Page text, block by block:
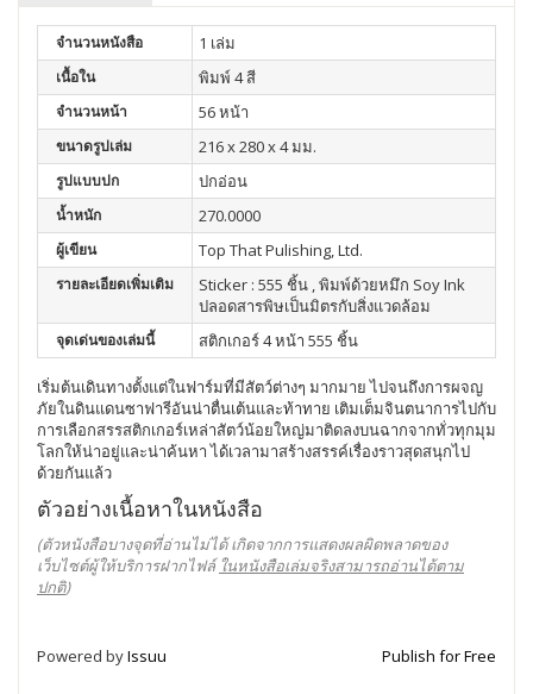
จำนวนหนังสือ 1 เล่ม
เนื้อใน พิมพ์ 4 สี
จำนวนหน้า 56 หน้า
ขนาดรูปเล่ม 216 x 280 x 4 มม.
รูปแบบปก ปกอ่อน
น้ำหนัก 270.0000
ผู้เขียน Top That Pulishing, Ltd.
รายละเอียดเพิ่มเติม
Sticker : 555 ชิ้น , พิมพ์ด้วยหมึก Soy Ink
ปลอดสารพิษเป็นมิตรกับสิ่งแวดล้อม
จุดเด่นของเล่มนี้ สติกเกอร์ 4 หน้า 555 ชิ้น
เริ่มต้นเดินทางตั้งแต่ในฟาร์มที่มีสัตว์ต่างๆ มากมาย ไปจนถึงการผจญ
ภัยในดินแดนซาฟารีอันน่าตื่นเต้นและท้าทาย เติมเต็มจินตนาการไปกับ
การเลือกสรรสติกเกอร์เหล่าสัตว์น้อยใหญ่มาติดลงบนฉากจากทั่วทุกมุม
โลกให้น่าอยู่และน่าค้นหา ได้เวลามาสร้างสรรค์เรื่องราวสุดสนุกไป
ด้วยกันแล้ว
ตัวอย่างเนื้อหาในหนังสือ
(ตัวหนังสือบางจุดที่อ่านไม่ได้ เกิดจากการแสดงผลผิดพลาดของ
เว็บไซต์ผู้ให้บริการฝากไฟล์ ในหนังสือเล่มจริงสามารถอ่านได้ตาม
ปกติ)
Powered byIssuu Publish for Free